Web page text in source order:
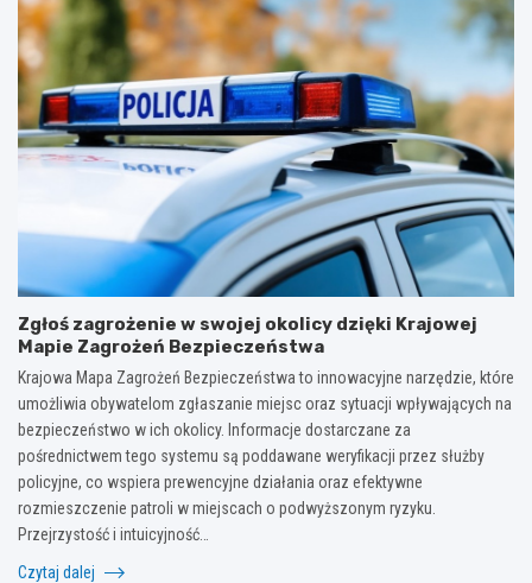
Zgłoś zagrożenie w swojej okolicy dzięki Krajowej
Mapie Zagrożeń Bezpieczeństwa
Krajowa Mapa Zagrożeń Bezpieczeństwa to innowacyjne narzędzie, które
umożliwia obywatelom zgłaszanie miejsc oraz sytuacji wpływających na
bezpieczeństwo w ich okolicy. Informacje dostarczane za
pośrednictwem tego systemu są poddawane weryfikacji przez służby
policyjne, co wspiera prewencyjne działania oraz efektywne
rozmieszczenie patroli w miejscach o podwyższonym ryzyku.
Przejrzystość i intuicyjność…
Czytaj dalej